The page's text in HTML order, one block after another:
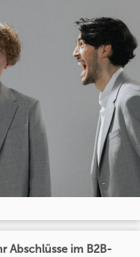
Abschlüsse im B2B-